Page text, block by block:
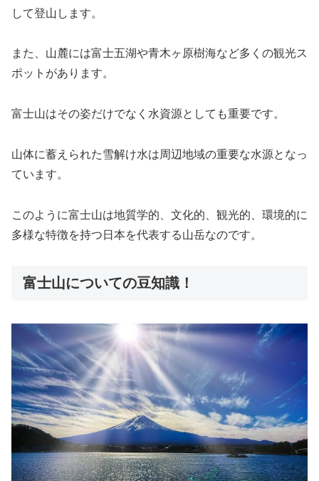
して登山します。
また、山麓には富士五湖や青木ヶ原樹海など多くの観光ス
ポットがあります。
富士山はその姿だけでなく水資源としても重要です。
山体に蓄えられた雪解け水は周辺地域の重要な水源となっ
ています。
このように富士山は地質学的、文化的、観光的、環境的に
多様な特徴を持つ日本を代表する山岳なのです。
富士山についての豆知識！